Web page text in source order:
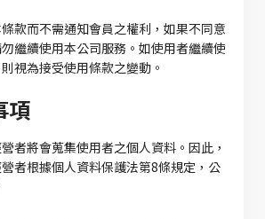
款而不需通知會員之權利，如果不同意
繼續使用本公司服務。如使用者繼續使
視為接受使用條款之變動。
項
者將會蒐集使用者之個人資料。因此，
者根據個人資料保護法第8條規定，公